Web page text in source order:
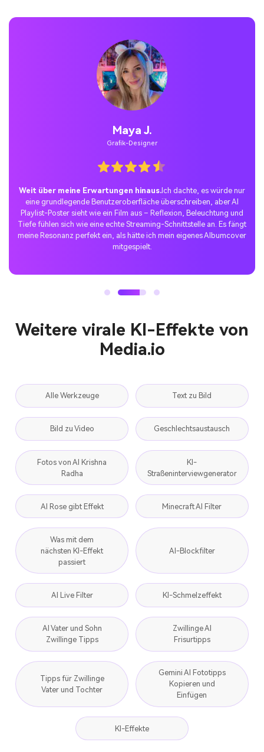
Jordan Pass.
Temporäre Benutzer
Neue soziale Trends, die ich nicht aufhören kann zu
verwenden.Ich bin mit einem Nano-Bananen-Tipp in den KI-
Musikplayer-Foto-Trend eingeschlossen und habe ihn auf TikTok
gepostet – die Resonanz war überwältigend. Die Leute lieben es,
dass meine Playlist-Bilder professionell, emotional und völlig
teilenswert aussehen.
Weitere virale KI-Effekte von
Media.io
Alle Werkzeuge Text zu Bild
Bild zu Video Geschlechtsaustausch
Fotos von AI Krishna
Radha
KI-
Straßeninterviewgenerator
AI Rose gibt Effekt Minecraft AI Filter
Was mit dem
nächsten KI-Effekt
passiert
AI-Blockfilter
AI Live Filter KI-Schmelzeffekt
AI Vater und Sohn
Zwillinge Tipps
Zwillinge AI
Frisurtipps
Tipps für Zwillinge
Vater und Tochter
Gemini AI Fototipps
Kopieren und
Einfügen
KI-Effekte